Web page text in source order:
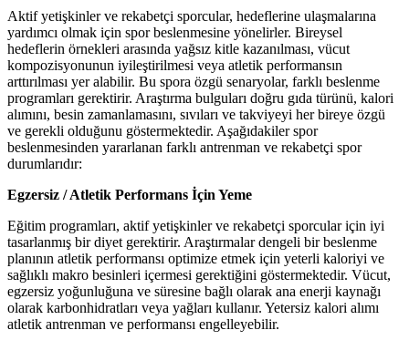
Aktif yetişkinler ve rekabetçi sporcular, hedeflerine ulaşmalarına
yardımcı olmak için spor beslenmesine yönelirler. Bireysel
hedeflerin örnekleri arasında yağsız kitle kazanılması, vücut
kompozisyonunun iyileştirilmesi veya atletik performansın
arttırılması yer alabilir. Bu spora özgü senaryolar, farklı beslenme
programları gerektirir. Araştırma bulguları doğru gıda türünü, kalori
alımını, besin zamanlamasını, sıvıları ve takviyeyi her bireye özgü
ve gerekli olduğunu göstermektedir. Aşağıdakiler spor
beslenmesinden yararlanan farklı antrenman ve rekabetçi spor
durumlarıdır:
Egzersiz / Atletik Performans İçin Yeme
Eğitim programları, aktif yetişkinler ve rekabetçi sporcular için iyi
tasarlanmış bir diyet gerektirir. Araştırmalar dengeli bir beslenme
planının atletik performansı optimize etmek için yeterli kaloriyi ve
sağlıklı makro besinleri içermesi gerektiğini göstermektedir. Vücut,
egzersiz yoğunluğuna ve süresine bağlı olarak ana enerji kaynağı
olarak karbonhidratları veya yağları kullanır. Yetersiz kalori alımı
atletik antrenman ve performansı engelleyebilir.